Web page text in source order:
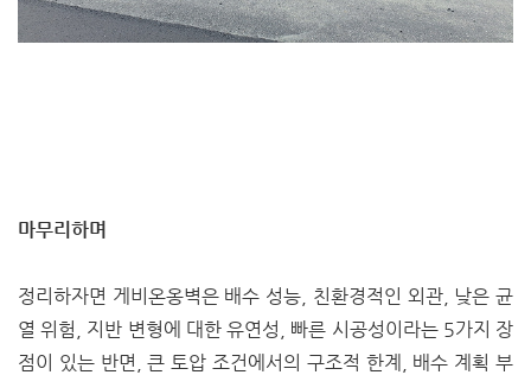
마무리하며
정리하자면 게비온옹벽은 배수 성능, 친환경적인 외관, 낮은 균
열 위험, 지반 변형에 대한 유연성, 빠른 시공성이라는 5가지 장
점이 있는 반면, 큰 토압 조건에서의 구조적 한계, 배수 계획 부